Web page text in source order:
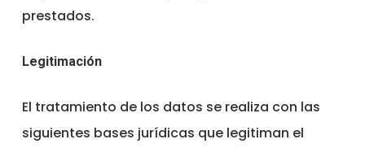
prestados.
Legitimación
El tratamiento de los datos se realiza con las
siguientes bases jurídicas que legitiman el